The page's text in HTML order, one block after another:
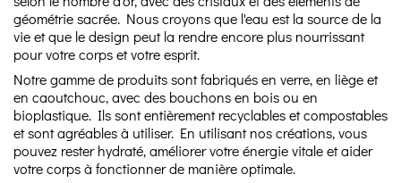
géométrie sacrée. Nous croyons que l'eau est la source de la
vie et que le design peut la rendre encore plus nourrissant
pour votre corps et votre esprit.
Notre gamme de produits sont fabriqués en verre, en liège et
en caoutchouc, avec des bouchons en bois ou en
bioplastique. Ils sont entièrement recyclables et compostables
et sont agréables à utiliser. En utilisant nos créations, vous
pouvez rester hydraté, améliorer votre énergie vitale et aider
votre corps à fonctionner de manière optimale.